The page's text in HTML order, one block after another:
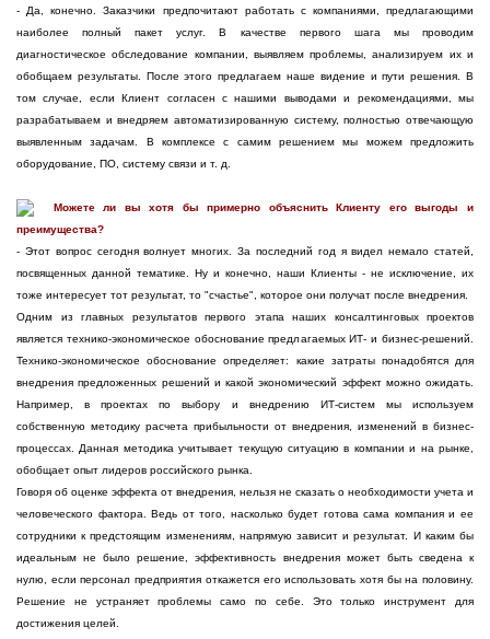
- Да, конечно. Заказчики предпочитают работать с компаниями, предлагающими
наиболее полный пакет услуг. В качестве первого шага мы проводим
диагностическое обследование компании, выявляем проблемы, анализируем их и
обобщаем результаты. После этого предлагаем наше видение и пути решения. В
том случае, если Клиент согласен с нашими выводами и рекомендациями, мы
разрабатываем и внедряем автоматизированную систему, полностью отвечающую
выявленным задачам. В комплексе с самим решением мы можем предложить
оборудование, ПО, систему связи и т. д.
Можете ли вы хотя бы примерно объяснить Клиенту его выгоды и
преимущества?
- Этот вопрос сегодня волнует многих. За последний год я видел немало статей,
посвященных данной тематике. Ну и конечно, наши Клиенты - не исключение, их
тоже интересует тот результат, то "счастье", которое они получат после внедрения.
Одним из главных результатов первого этапа наших консалтинговых проектов
является технико-экономическое обоснование предлагаемых ИТ- и бизнес-решений.
Технико-экономическое обоснование определяет: какие затраты понадобятся для
внедрения предложенных решений и какой экономический эффект можно ожидать.
Например, в проектах по выбору и внедрению ИТ-систем мы используем
собственную методику расчета прибыльности от внедрения, изменений в бизнес-
процессах. Данная методика учитывает текущую ситуацию в компании и на рынке,
обобщает опыт лидеров российского рынка.
Говоря об оценке эффекта от внедрения, нельзя не сказать о необходимости учета и
человеческого фактора. Ведь от того, насколько будет готова сама компания и ее
сотрудники к предстоящим изменениям, напрямую зависит и результат. И каким бы
идеальным не было решение, эффективность внедрения может быть сведена к
нулю, если персонал предприятия откажется его использовать хотя бы на половину.
Решение не устраняет проблемы само по себе. Это только инструмент для
достижения целей.